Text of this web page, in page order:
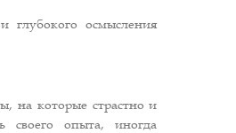
осмысления
на которые страстно и
своего опыта, иногда